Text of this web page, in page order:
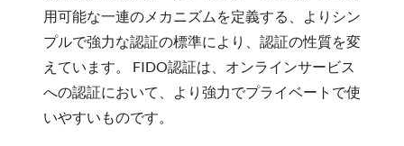
用可能な一連のメカニズムを定義する、よりシン
プルで強力な認証の標準により、認証の性質を変
えています。 FIDO認証は、オンラインサービス
への認証において、より強力でプライベートで使
いやすいものです。